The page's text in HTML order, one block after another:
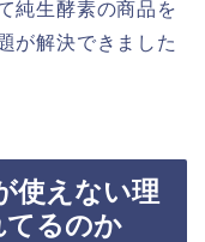
純生酵素の商品を
が解決できました
使えない理
てるのか